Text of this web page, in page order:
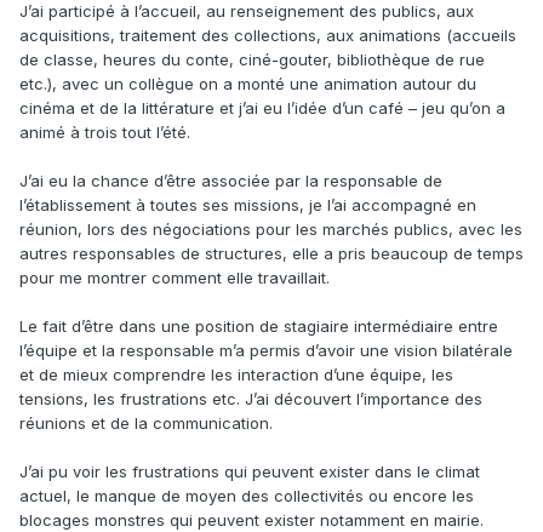
J’ai participé à l’accueil, au renseignement des publics, aux
acquisitions, traitement des collections, aux animations (accueils
de classe, heures du conte, ciné-gouter, bibliothèque de rue
etc.), avec un collègue on a monté une animation autour du
cinéma et de la littérature et j’ai eu l’idée d’un café – jeu qu’on a
animé à trois tout l’été.
J’ai eu la chance d’être associée par la responsable de
l’établissement à toutes ses missions, je l’ai accompagné en
réunion, lors des négociations pour les marchés publics, avec les
autres responsables de structures, elle a pris beaucoup de temps
pour me montrer comment elle travaillait.
Le fait d’être dans une position de stagiaire intermédiaire entre
l’équipe et la responsable m’a permis d’avoir une vision bilatérale
et de mieux comprendre les interaction d’une équipe, les
tensions, les frustrations etc. J’ai découvert l’importance des
réunions et de la communication.
J’ai pu voir les frustrations qui peuvent exister dans le climat
actuel, le manque de moyen des collectivités ou encore les
blocages monstres qui peuvent exister notamment en mairie.